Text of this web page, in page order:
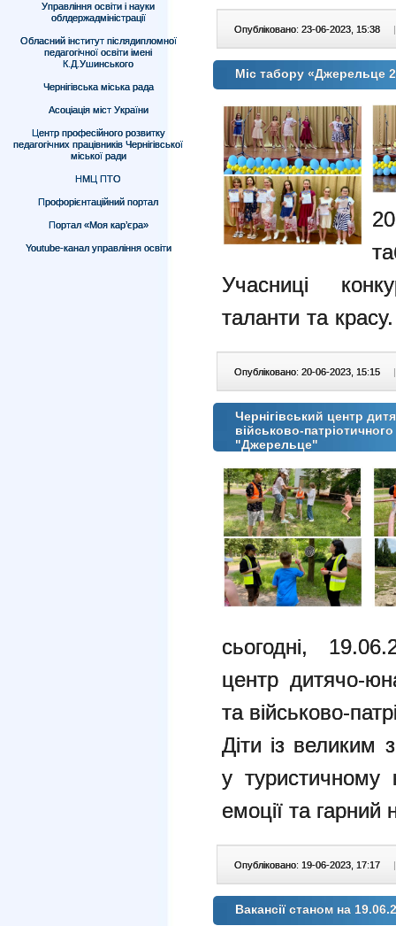
Управління освіти і науки
облдержадміністрації
Обласний інститут післядипломної
педагогічної освіти імені
К.Д.Ушинського
Чернігівська міська рада
Асоціація міст України
Центр професійного розвитку
педагогічних працівників Чернігівської
міської ради
НМЦ ПТО
Профорієнтаційний портал
Портал «Моя кар’єра»
Youtube-канал управління освіти
Опубліковано: 23-06-2023, 15:38 |
Міс табору «Джерельце
Учасниці
таланти та красу.
Опубліковано: 20-06-2023, 15:15 |
Чернігівський центр
військово-
"Джерельце"
сьогодні,
центр дитячо-
та військово-
Діти із великим
у туристичному
емоції та гарний
Опубліковано: 19-06-2023, 17:17 |
Вакансії станом на